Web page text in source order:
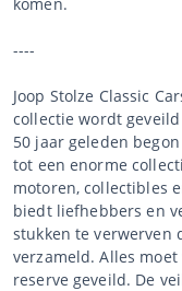
----
Joop Stolze Classic
collectie wordt
50 jaar geleden
tot een enorme
motoren, collectibles
biedt liefhebbers en
stukken te verwerven
verzameld. Alles
reserve geveild. De